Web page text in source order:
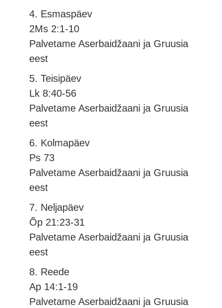
4. Esmaspäev
2Ms 2:1-10
Palvetame Aserbaidžaani ja Gruusia
eest
5. Teisipäev
Lk 8:40-56
Palvetame Aserbaidžaani ja Gruusia
eest
6. Kolmapäev
Ps 73
Palvetame Aserbaidžaani ja Gruusia
eest
7. Neljapäev
Õp 21:23-31
Palvetame Aserbaidžaani ja Gruusia
eest
8. Reede
Ap 14:1-19
Palvetame Aserbaidžaani ja Gruusia